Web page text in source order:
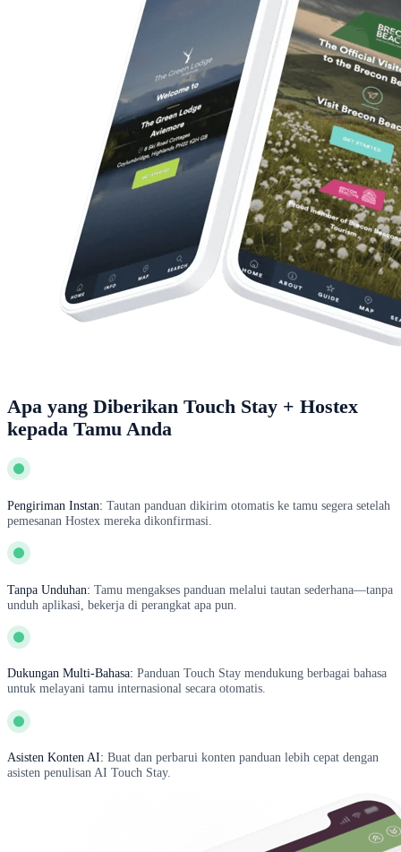
Apa yang Diberikan Touch Stay + Hostex
kepada Tamu Anda
Pengiriman Instan: Tautan panduan dikirim otomatis ke tamu segera setelah
pemesanan Hostex mereka dikonfirmasi.
Tanpa Unduhan: Tamu mengakses panduan melalui tautan sederhana—tanpa
unduh aplikasi, bekerja di perangkat apa pun.
Dukungan Multi-Bahasa: Panduan Touch Stay mendukung berbagai bahasa
untuk melayani tamu internasional secara otomatis.
Asisten Konten AI: Buat dan perbarui konten panduan lebih cepat dengan
asisten penulisan AI Touch Stay.